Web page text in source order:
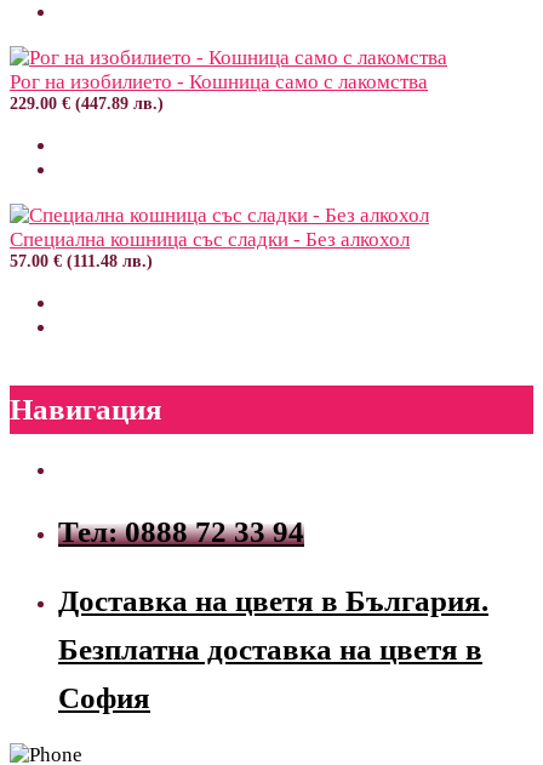
Рог на изобилието - Кошница само с лакомства
229.00 € (447.89 лв.)
Специална кошница със сладки - Без алкохол
57.00 € (111.48 лв.)
Навигация
Тел: 0888 72 33 94
Доставка на цветя в България.
Безплатна доставка на цветя в
София